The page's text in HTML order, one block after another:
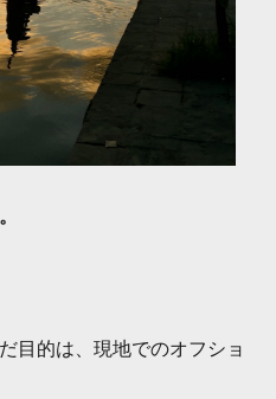
目的は、現地でのオフショ